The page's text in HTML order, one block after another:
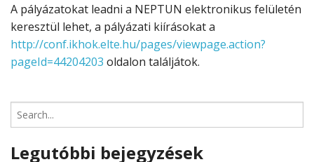
A pályázatokat leadni a NEPTUN elektronikus felületén
keresztül lehet, a pályázati kiírásokat a
http://conf.ikhok.elte.hu/pages/viewpage.action?
pageId=44204203 oldalon találjátok.
for:
Legutóbbi bejegyzések